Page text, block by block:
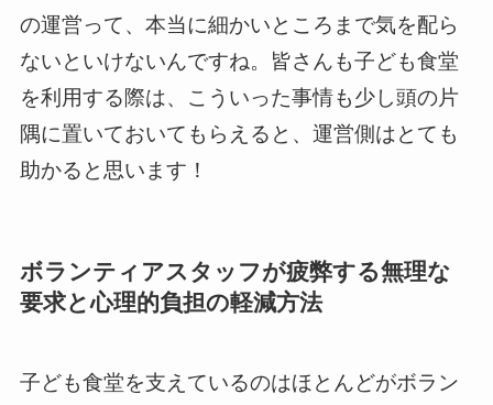
の運営って、本当に細かいところまで気を配ら
ないといけないんですね。皆さんも子ども食堂
を利用する際は、こういった事情も少し頭の片
隅に置いておいてもらえると、運営側はとても
助かると思います！
ボランティアスタッフが疲弊する無理な
要求と心理的負担の軽減方法
子ども食堂を支えているのはほとんどがボラン